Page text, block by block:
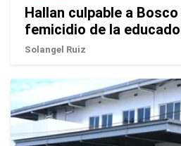
Hallan culpable a
femicidio de la
Solangel Ruiz